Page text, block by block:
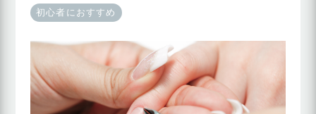
092-731-3200
初心者におすすめ